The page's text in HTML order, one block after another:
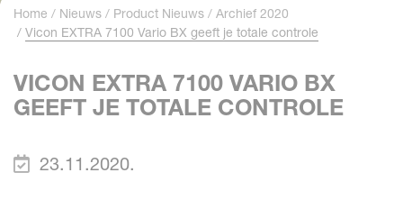
Home Nieuws Product Nieuws
Archief 2020
Vicon EXTRA 7100 Vario BX geeft je totale controle
VICON EXTRA 7100 VARIO BX
GEEFT JE TOTALE CONTROLE
23.11.2020.